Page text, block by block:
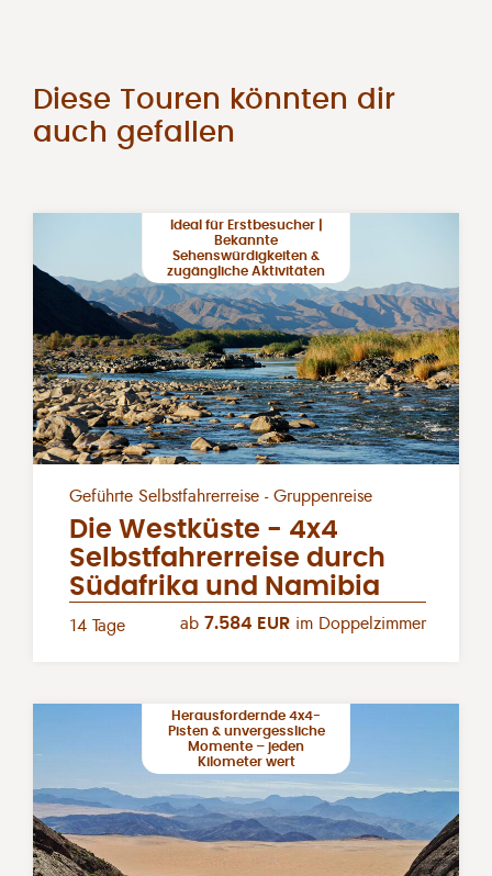
Diese Touren könnten dir
auch gefallen
Ideal für Erstbesucher |
Bekannte
Sehenswürdigkeiten &
zugängliche Aktivitäten
Geführte Selbstfahrerreise - Gruppenreise
Die Westküste - 4x4
Selbstfahrerreise durch
Südafrika und Namibia
14 Tage ab 7.584 EUR im Doppelzimmer
Herausfordernde 4x4-
Pisten & unvergessliche
Momente – jeden
Kilometer wert